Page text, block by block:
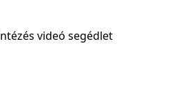
videó segédlet